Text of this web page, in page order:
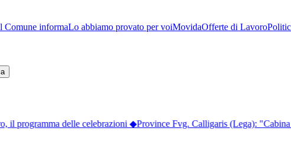
Comune informaLo abbiamo provato per voiMovidaOfferte di Lavoro
il programma delle celebrazioni◆Province Fvg. Calligaris (Lega):